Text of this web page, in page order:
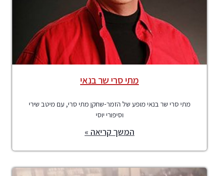
מתי סרי שר בנאי
מתי סרי שר בנאי מופע של הזמר-שחקן מתי סרי, עם מיטב שירי
וסיפורי יוסי
המשך קריאה »